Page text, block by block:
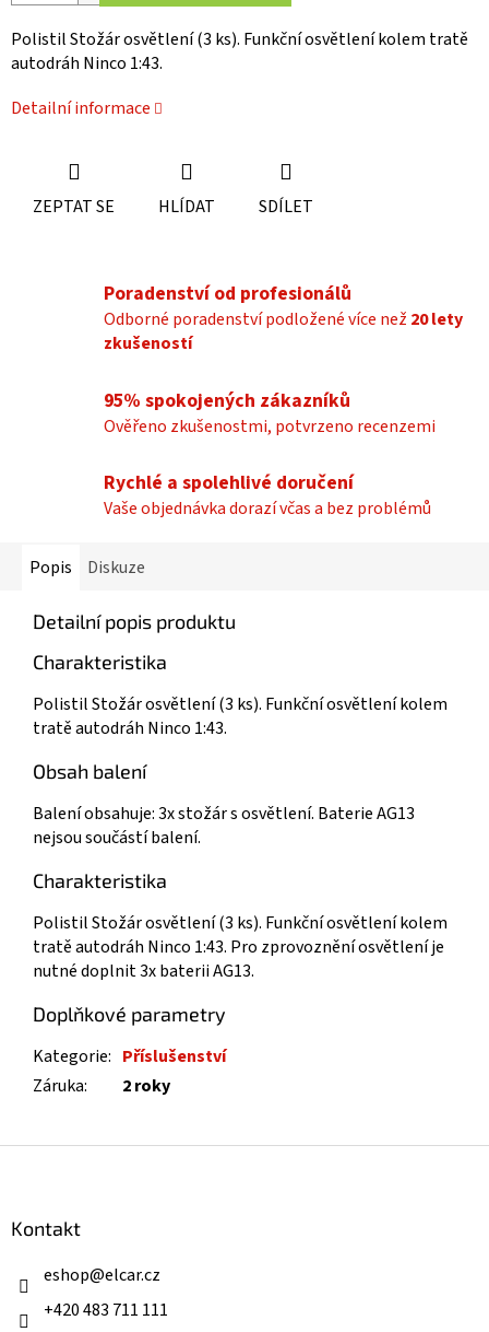
Polistil Stožár osvětlení (3 ks). Funkční osvětlení kolem tratě
autodráh Ninco 1:43.
Detailní informace
ZEPTAT SE HLÍDAT SDÍLET
Poradenství od profesionálů
Odborné poradenství podložené více než 20 lety
zkušeností
95% spokojených zákazníků
Ověřeno zkušenostmi, potvrzeno recenzemi
Rychlé a spolehlivé doručení
Vaše objednávka dorazí včas a bez problémů
Popis Diskuze
Detailní popis produktu
Charakteristika
Polistil Stožár osvětlení (3 ks). Funkční osvětlení kolem
tratě autodráh Ninco 1:43.
Obsah balení
Balení obsahuje: 3x stožár s osvětlení. Baterie AG13
nejsou součástí balení.
Charakteristika
Polistil Stožár osvětlení (3 ks). Funkční osvětlení kolem
tratě autodráh Ninco 1:43. Pro zprovoznění osvětlení je
nutné doplnit 3x baterii AG13.
Doplňkové parametry
Kategorie: Příslušenství
Záruka: 2 roky
Kontakt
eshop@elcar.cz
+420 483 711 111